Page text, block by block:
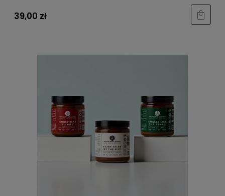
39,00 zł